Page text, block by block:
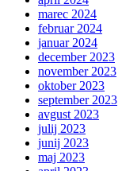
marec 2024
februar 2024
januar 2024
december 2023
november 2023
oktober 2023
september 2023
avgust 2023
julij 2023
junij 2023
maj 2023